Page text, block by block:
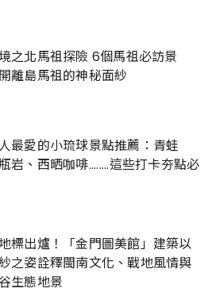
之北馬祖探險 6個馬祖必訪景
離島馬祖的神秘面紗
最愛的小琉球景點推薦：青蛙
岩、西晒咖啡........這些打卡夯點必
標出爐！「金門圖美館」建築以
之姿詮釋閩南文化、戰地風情與
生態地景